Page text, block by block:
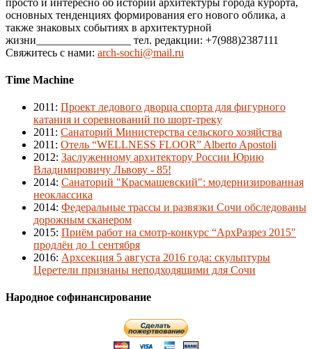
основных тенденциях формирования его нового облика, а
также знаковых событиях в архитектурной
жизни_________________ тел. редакции: +7(988)2387111
Свяжитесь с нами: arch-sochi@mail.ru
Time Machine
2011 : Проект ледового дворца спорта для фигурного
катания и соревнований по шорт-треку
2011 : Санаторий Министерства сельского хозяйства
2011 : Отель “WELLNESS FLOOR” Alberto Apostoli
2012: Заслуженному архитектору России Юрию
Владимировичу Львову - 85!
2014: Санаторий "Красмашевский": модернизированная
неоклассика
2014: Федеральные трассы и развязки Сочи обследованы
дорожным сканером
2015: Приём работ на смотр-конкурс “АрхРазрез 2015″
продлён до 1 сентября
2016: Архсекция 5 августа 2016 года: скульптуры
Церетели признаны неподходящими для Сочи
Народное софинансирование